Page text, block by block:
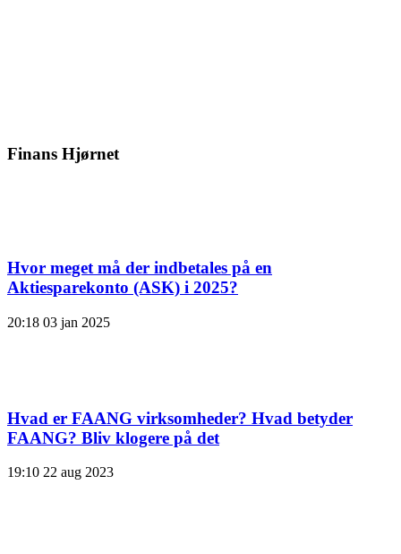
Finans Hjørnet
Hvor meget må der indbetales på en
Aktiesparekonto (ASK) i 2025?
20:18 03 jan 2025
Hvad er FAANG virksomheder? Hvad betyder
FAANG? Bliv klogere på det
19:10 22 aug 2023